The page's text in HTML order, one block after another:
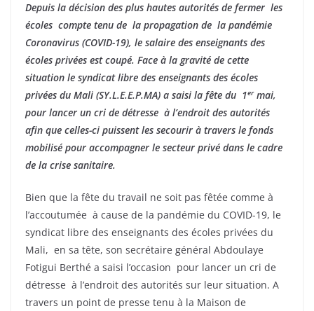
Depuis la décision des plus hautes autorités de fermer les
écoles compte tenu de la propagation de la pandémie
Coronavirus (COVID-19), le salaire des enseignants des
écoles privées est coupé. Face à la gravité de cette
situation le syndicat libre des enseignants des écoles
privées du Mali (SY.L.E.E.P.MA) a saisi la fête du 1ermai,
pour lancer un cri de détresse à l’endroit des autorités
afin que celles-ci puissent les secourir à travers le fonds
mobilisé pour accompagner le secteur privé dans le cadre
de la crise sanitaire.
Bien que la fête du travail ne soit pas fêtée comme à
l’accoutumée à cause de la pandémie du COVID-19, le
syndicat libre des enseignants des écoles privées du
Mali, en sa tête, son secrétaire général Abdoulaye
Fotigui Berthé a saisi l’occasion pour lancer un cri de
détresse à l’endroit des autorités sur leur situation. A
travers un point de presse tenu à la Maison de